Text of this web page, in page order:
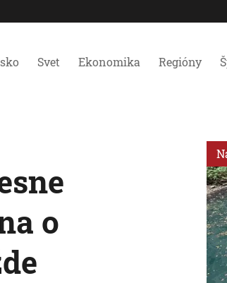
Svet Ekonomika Regióny
o